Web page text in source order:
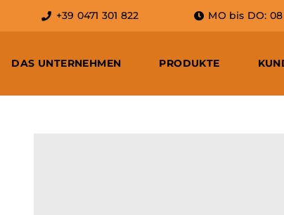
+39 0471 301 822 MO bis DO: 08
DAS UNTERNEHMEN PRODUKTE